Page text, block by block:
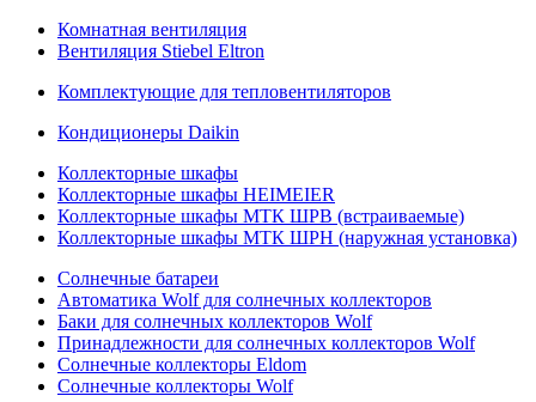
Комнатная вентиляция
Вентиляция Stiebel Eltron
Комплектующие для тепловентиляторов
Кондиционеры Daikin
Коллекторные шкафы
Коллекторные шкафы HEIMEIER
Коллекторные шкафы МТК ШРВ (встраиваемые)
Коллекторные шкафы МТК ШРН (наружная установка)
Солнечные батареи
Автоматика Wolf для солнечных коллекторов
Баки для солнечных коллекторов Wolf
Принадлежности для солнечных коллекторов Wolf
Солнечные коллекторы Eldom
Солнечные коллекторы Wolf